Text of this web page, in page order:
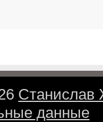
Станислав
данные